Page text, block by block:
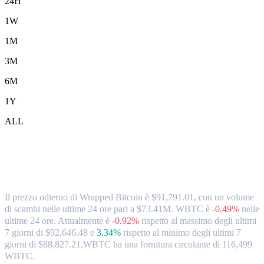
1W
1M
3M
6M
1Y
ALL
Il prezzo odierno di Wrapped Bitcoin è $91,791.01, con un volume
di scambi nelle ultime 24 ore pari a $73.41M. WBTC è -0.49% nelle
ultime 24 ore. Attualmente è -0.92% rispetto al massimo degli ultimi
7 giorni di $92,646.48 e 3.34% rispetto al minimo degli ultimi 7
giorni di $88,827.21.WBTC ha una fornitura circolante di 116,499
WBTC.